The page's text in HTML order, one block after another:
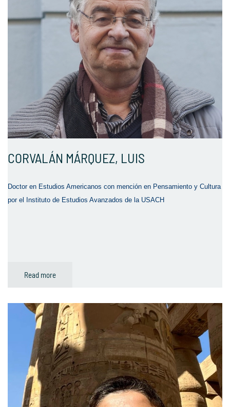
CORVALÁN MÁRQUEZ, LUIS
Doctor en Estudios Americanos con mención en Pensamiento y Cultura
por el Instituto de Estudios Avanzados de la USACH
Read more